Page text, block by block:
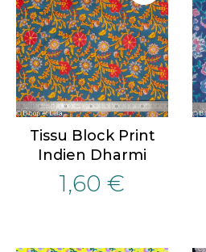
Tissu Block Print
Indien Dharmi
1,60 €